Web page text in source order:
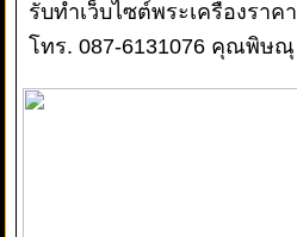
รับทำเว็บไซต์พระเครื่องราคา
โทร. 087-6131076 คุณพิษณุ